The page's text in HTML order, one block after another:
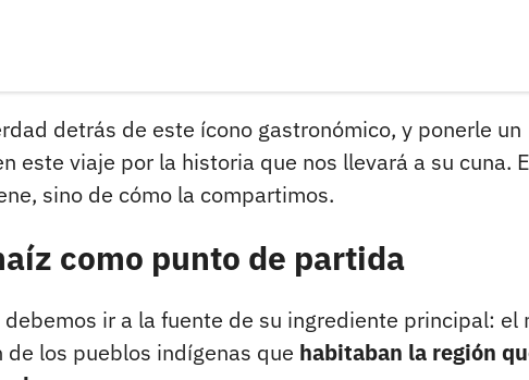
detrás de este ícono gastronómico, y ponerle un
este viaje por la historia que nos llevará a su cuna.
sino de cómo la compartimos.
como punto de partida
ir a la fuente de su ingrediente principal: el
los pueblos indígenas que habitaban la región